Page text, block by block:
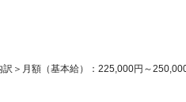
＞月額（基本給）：225,000円～